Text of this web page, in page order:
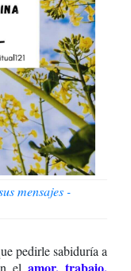
mensajes -
pedirle sabiduría a
el